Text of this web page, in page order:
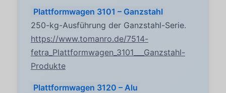
Plattformwagen 3101 – Ganzstahl
250-kg-Ausführung der Ganzstahl-Serie.
https://www.tomanro.de/7514-
fetra_Plattformwagen_3101___Ganzstahl-
Produkte
Plattformwagen 3120 – Alu